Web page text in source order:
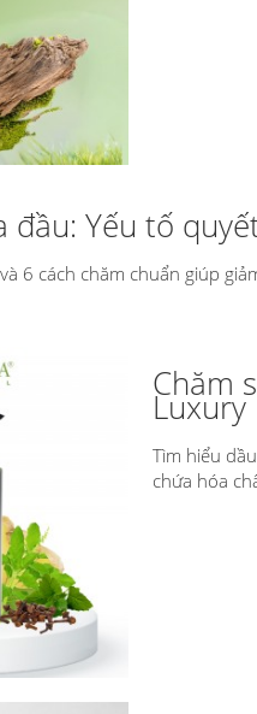
đầu: Yếu tố
6 cách chăm chuẩn giúp
Chăm
Luxury
Tìm hiểu
chứa hóa